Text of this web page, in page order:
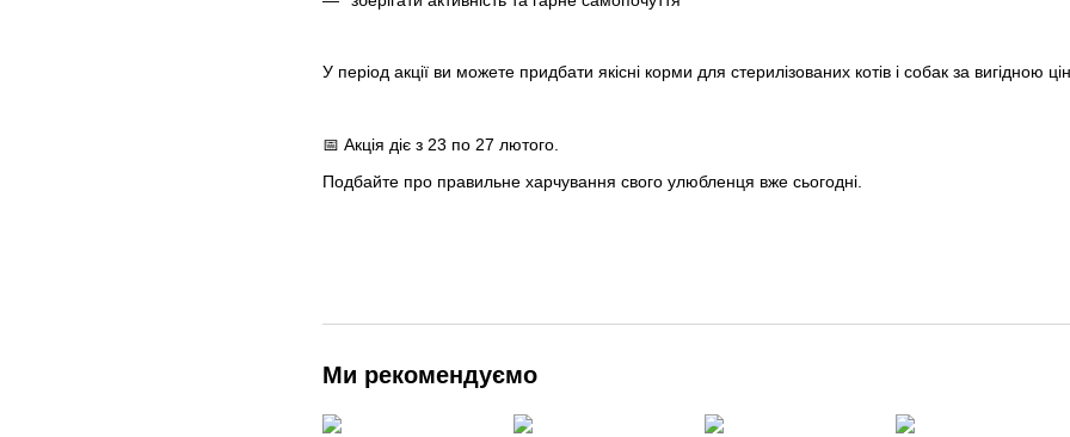
У період акції ви можете придбати якісні корми для стерилізованих котів і собак за вигідною
📅 Акція діє з 23 по 27 лютого.
Подбайте про правильне харчування свого улюбленця вже сьогодні.
Ми рекомендуємо